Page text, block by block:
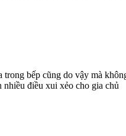
bếp cũng do vậy mà
nhiều điều xui xẻo cho gia chủ